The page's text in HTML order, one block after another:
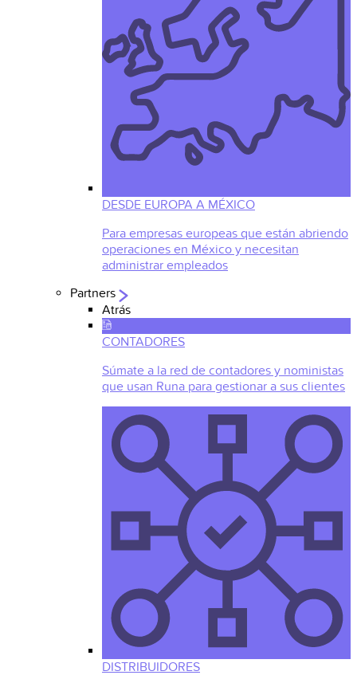
DESDE EUROPA A MÉXICO
Para empresas europeas que están abriendo
operaciones en México y necesitan
administrar empleados
Partners
Atrás
CONTADORES
Súmate a la red de contadores y noministas
que usan Runa para gestionar a sus clientes
DISTRIBUIDORES